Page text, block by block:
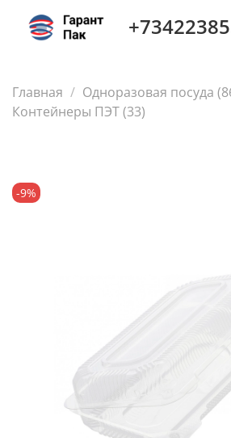
Главная
Одноразовая посуда
Контейнеры ПЭТ (33)
-9%